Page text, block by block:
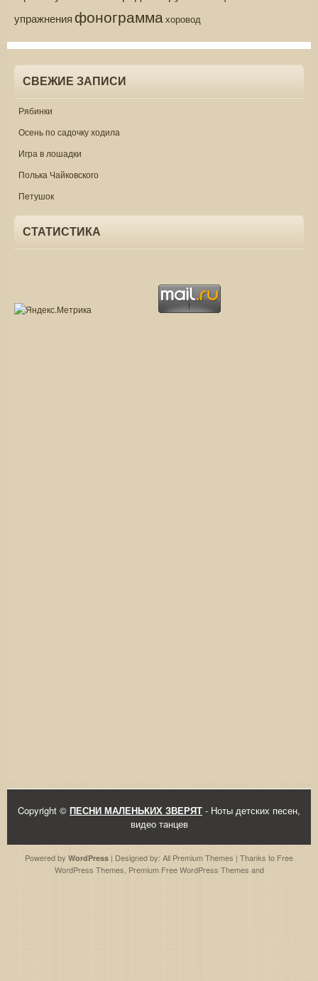
упражнения фонограммахоровод
СВЕЖИЕ ЗАПИСИ
Рябинки
Осень по садочку ходила
Игра в лошадки
Полька Чайковского
Петушок
СТАТИСТИКА
Copyright © ПЕСНИ МАЛЕНЬКИХ ЗВЕРЯТ - Ноты детских песен,
видео танцев
Powered by WordPress | Designed by: All Premium Themes | Thanks to Free
WordPress Themes, Premium Free WordPress Themes and